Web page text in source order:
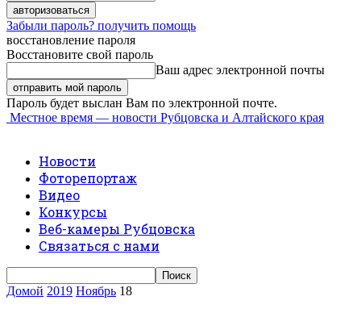
Забыли пароль? получить помощь
восстановление пароля
Восстановите свой пароль
Ваш адрес электронной почты
Пароль будет выслан Вам по электронной почте.
Местное время — новости Рубцовска и Алтайского края
Новости
Фоторепортаж
Видео
Конкурсы
Веб-камеры Рубцовска
Связаться с нами
Домой 2019 Ноябрь 18